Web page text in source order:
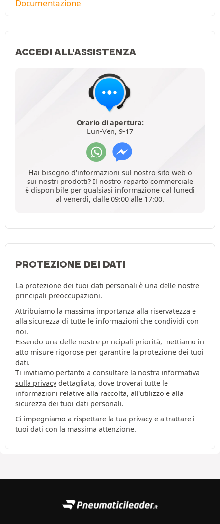
Documentazione
ACCEDI ALL'ASSISTENZA
Orario di apertura:
Lun-Ven, 9-17
Hai bisogno d'informazioni sul nostro sito web o
sui nostri prodotti? Il nostro reparto commerciale
è disponibile per qualsiasi informazione dal lunedì
al venerdì, dalle 09:00 alle 17:00.
PROTEZIONE DEI DATI
La protezione dei tuoi dati personali è una delle nostre
principali preoccupazioni.
Attribuiamo la massima importanza alla riservatezza e
alla sicurezza di tutte le informazioni che condividi con
noi.
Essendo una delle nostre principali priorità, mettiamo in
atto misure rigorose per garantire la protezione dei tuoi
dati.
Ti invitiamo pertanto a consultare la nostra informativa
sulla privacydettagliata, dove troverai tutte le
informazioni relative alla raccolta, all'utilizzo e alla
sicurezza dei tuoi dati personali.
Ci impegniamo a rispettare la tua privacy e a trattare i
tuoi dati con la massima attenzione.